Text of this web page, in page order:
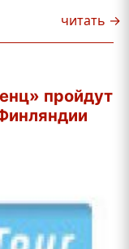
читать →
пройдут